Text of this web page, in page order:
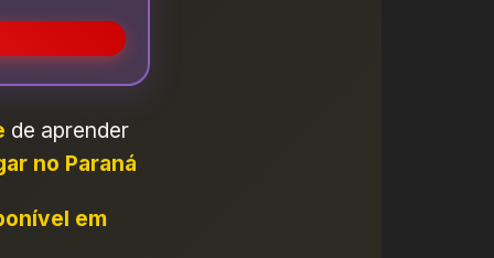
de aprender
no Paraná
em